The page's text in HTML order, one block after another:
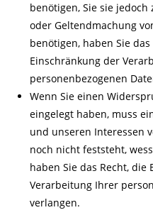
benötigen, Sie sie
oder Geltendmachung
benötigen, haben Sie
Einschränkung der
personenbezogenen
Wenn Sie einen
eingelegt haben, muss
und unseren Interessen
noch nicht feststeht,
haben Sie das Recht, die
Verarbeitung Ihrer
verlangen.